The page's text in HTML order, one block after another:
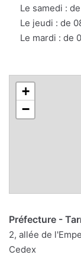
Le samedi :
Le jeudi : de
Le mardi : de
+
−
Préfecture -
2, allée de
Cedex